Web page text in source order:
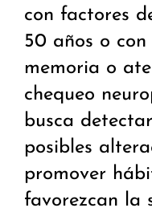
con factores
50 años o con
memoria o
chequeo
busca
posibles
promover
favorezcan la